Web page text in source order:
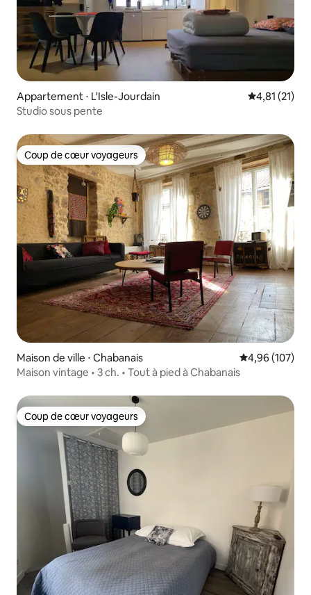
Appartement ⋅ L'Isle-Jourdain Évaluation
4,81 (21)
Studio sous pente
Coup de cœur voyageurs
Coup de cœur voyageurs
Maison de ville ⋅ Chabanais Évaluation
4,96 (107)
Maison vintage • 3 ch. • Tout à pied à Chabanais
Coup de cœur voyageurs
Coup de cœur voyageurs